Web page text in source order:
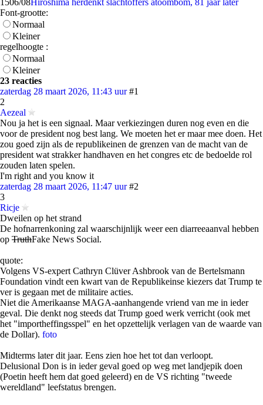
1506/08Hiroshima herdenkt slachtoffers atoombom, 81 jaar later
Font-grootte:
Normaal
Kleiner
regelhoogte :
Normaal
Kleiner
23 reacties
zaterdag 28 maart 2026, 11:43 uur #1
2
Aezeal
Nou ja het is een signaal. Maar verkiezingen duren nog even en die
voor de president nog best lang. We moeten het er maar mee doen. Het
zou goed zijn als de republikeinen de grenzen van de macht van de
president wat strakker handhaven en het congres etc de bedoelde rol
zouden laten spelen.
I'm right and you know it
zaterdag 28 maart 2026, 11:47 uur #2
3
Ricje
Dweilen op het strand
De hofnarrenkoning zal waarschijnlijk weer een diarreeaanval hebben
op TruthFake News Social.
quote:
Volgens VS-expert Cathryn Clüver Ashbrook van de Bertelsmann
Foundation vindt een kwart van de Republikeinse kiezers dat Trump te
ver is gegaan met de militaire acties.
Niet die Amerikaanse MAGA-aanhangende vriend van me in ieder
geval. Die denkt nog steeds dat Trump goed werk verricht (ook met
het "importheffingsspel" en het opzettelijk verlagen van de waarde van
de Dollar). foto
Midterms later dit jaar. Eens zien hoe het tot dan verloopt.
Delusional Don is in ieder geval goed op weg met landjepik doen
(Poetin heeft hem dat goed geleerd) en de VS richting "tweede
wereldland" leefstatus brengen.